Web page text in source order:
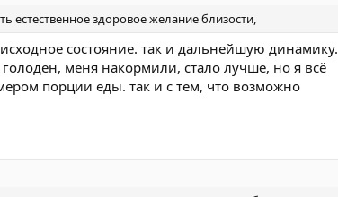
естественное здоровое желание близости,
состояние. так и дальнейшую динамику.
меня накормили, стало лучше, но я всё
порции еды. так и с тем, что возможно